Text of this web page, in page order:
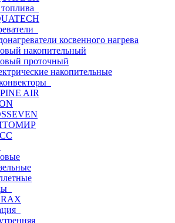
косвенного нагрева
накопительный
проточный
накопительные
AIR